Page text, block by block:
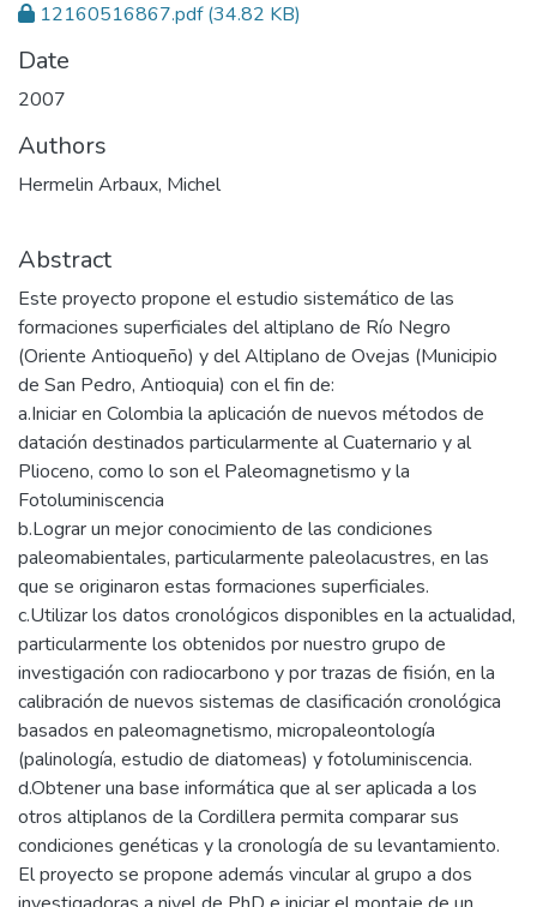
12160516867.pdf(34.82 KB)
Date
2007
Authors
Hermelin Arbaux, Michel
Abstract
Este proyecto propone el estudio sistemático de las
formaciones superficiales del altiplano de Río Negro
(Oriente Antioqueño) y del Altiplano de Ovejas (Municipio
de San Pedro, Antioquia) con el fin de:
a.Iniciar en Colombia la aplicación de nuevos métodos de
datación destinados particularmente al Cuaternario y al
Plioceno, como lo son el Paleomagnetismo y la
Fotoluminiscencia
b.Lograr un mejor conocimiento de las condiciones
paleomabientales, particularmente paleolacustres, en las
que se originaron estas formaciones superficiales.
c.Utilizar los datos cronológicos disponibles en la actualidad,
particularmente los obtenidos por nuestro grupo de
investigación con radiocarbono y por trazas de fisión, en la
calibración de nuevos sistemas de clasificación cronológica
basados en paleomagnetismo, micropaleontología
(palinología, estudio de diatomeas) y fotoluminiscencia.
d.Obtener una base informática que al ser aplicada a los
otros altiplanos de la Cordillera permita comparar sus
condiciones genéticas y la cronología de su levantamiento.
El proyecto se propone además vincular al grupo a dos